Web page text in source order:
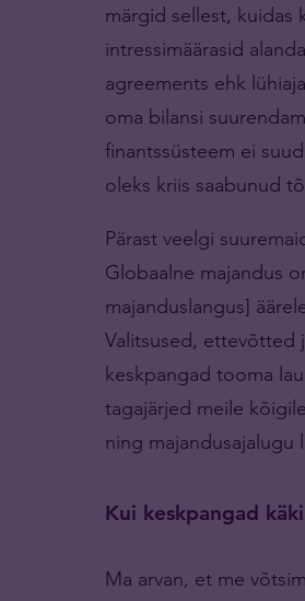
märgid sellest, kuidas
intressimäärasid
agreements ehk
oma bilansi
finantssüsteem ei
oleks kriis saabunud
Pärast veelgi
Globaalne majandus
majanduslangus]
Valitsused, ettevõtted
keskpangad tooma
tagajärjed meile
ning majandusajalugu
Kui keskpangad
Ma arvan, et me